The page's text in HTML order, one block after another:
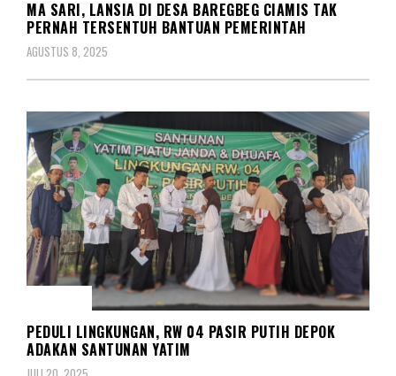
MA SARI, LANSIA DI DESA BAREGBEG CIAMIS TAK
PERNAH TERSENTUH BANTUAN PEMERINTAH
AGUSTUS 8, 2025
PEDULI LINGKUNGAN, RW 04 PASIR PUTIH DEPOK
ADAKAN SANTUNAN YATIM